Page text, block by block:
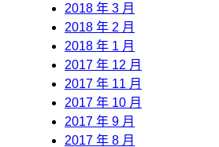
2018 年 3 月
2018 年 2 月
2018 年 1 月
2017 年 12 月
2017 年 11 月
2017 年 10 月
2017 年 9 月
2017 年 8 月